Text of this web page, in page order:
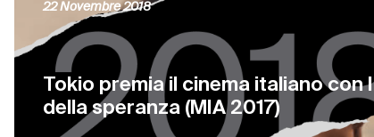
Tokio premia il cinema italiano con
della speranza (MIA 2017)
22 Novembre 2018